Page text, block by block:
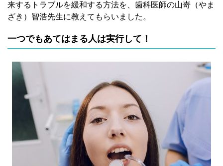
来するトラブルを緩和する方法を、歯科医師の山嵜（やま
ざき）智浩先生に教えてもらいました。
一つでもあてはまる人は実行して！